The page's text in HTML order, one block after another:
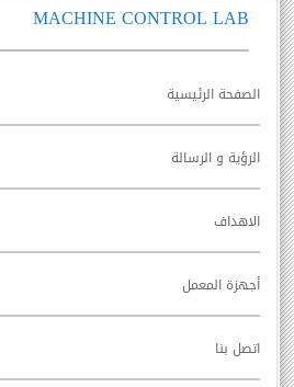
MACHINE CONTROL LAB
الصفحة الرئيسية
الرؤية و الرسالة
الاهداف
أجهزة المعمل
اتصل بنا